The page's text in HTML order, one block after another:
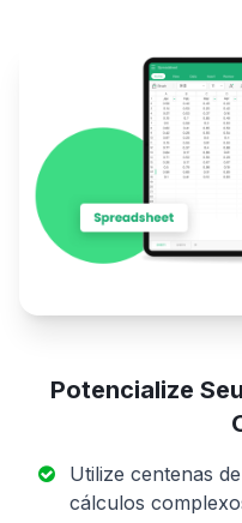
Potencialize
Utilize centenas
cálculos